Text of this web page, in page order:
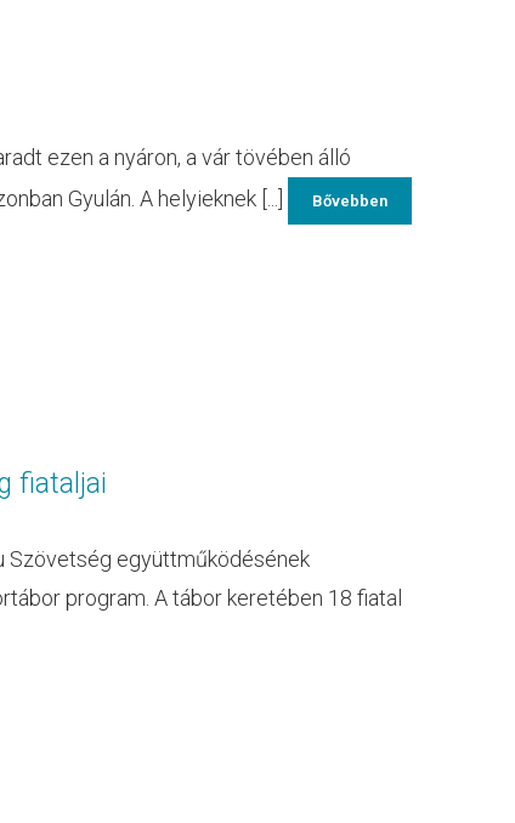
ezen a nyáron, a vár tövében álló
Gyulán. A helyieknek [...]
Bővebben
fiataljai
Szövetség együttműködésének
program. A tábor keretében 18 fiatal